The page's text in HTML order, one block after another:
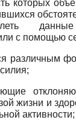
которых
данные
с помощью
различным
жизни и
активности;